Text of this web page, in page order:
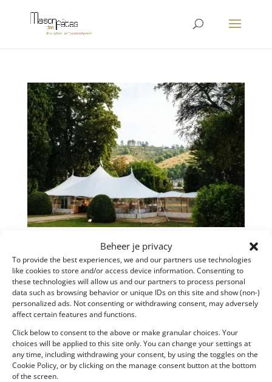
Beheer je privacy
To provide the best experiences, we and our partners use technologies
like cookies to store and/or access device information. Consenting to
these technologies will allow us and our partners to process personal
data such as browsing behavior or unique IDs on this site and show (non-)
personalized ads. Not consenting or withdrawing consent, may adversely
affect certain features and functions.
Click below to consent to the above or make granular choices. Your
choices will be applied to this site only. You can change your settings at
any time, including withdrawing your consent, by using the toggles on the
Cookie Policy, or by clicking on the manage consent button at the bottom
of the screen.
Waarom kiezen voor feesten in een tent?
door liesbet|jul 2, 2021|Blog
Feesten in tenten worden steeds populairder. Ze zijn
dan ook heel charmant en gezellig! In deze blog
geven we je de voordelen, maar ook tips & tricks van
feesten in een tent. Veel leesplezier! Voordelen van
feesten in een tent 1. Creëer je eigen stijl...